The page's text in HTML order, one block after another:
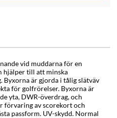
vid muddarna för en
hjälper till att minska
är gjorda i tålig slätväv
för golfrörelser. Byxorna är
yta, DWR-överdrag, och
förvaring av scorekort och
passform. UV-skydd. Normal